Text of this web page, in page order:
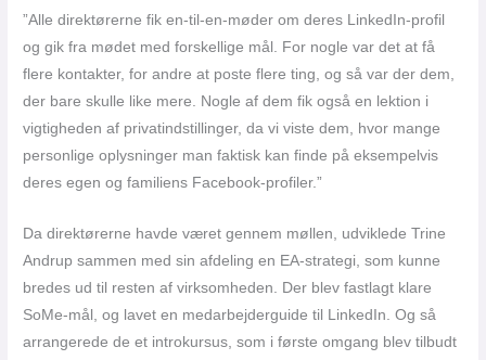
”Alle direktørerne fik en-til-en-møder om deres LinkedIn-profil
og gik fra mødet med forskellige mål. For nogle var det at få
flere kontakter, for andre at poste flere ting, og så var der dem,
der bare skulle like mere. Nogle af dem fik også en lektion i
vigtigheden af privatindstillinger, da vi viste dem, hvor mange
personlige oplysninger man faktisk kan finde på eksempelvis
deres egen og familiens Facebook-profiler.”
Da direktørerne havde været gennem møllen, udviklede Trine
Andrup sammen med sin afdeling en EA-strategi, som kunne
bredes ud til resten af virksomheden. Der blev fastlagt klare
SoMe-mål, og lavet en medarbejderguide til LinkedIn. Og så
arrangerede de et introkursus, som i første omgang blev tilbudt